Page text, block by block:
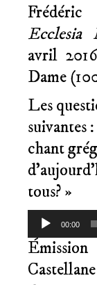
Frédéric
Ecclesia
avril
Dame
Les
suivantes
chant
tous? »
Lecteur
audio
00:00